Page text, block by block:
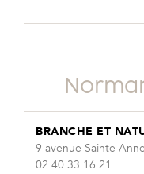
BRANCHE ET
9 avenue Sainte
02 40 33 16 21